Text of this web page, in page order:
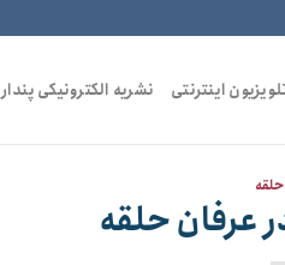
اینترنتی نشریه الکترونیکی پندار
عرفان حلقه